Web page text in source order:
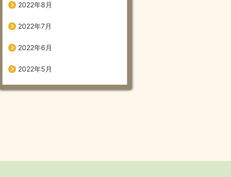
2022年8月
2022年7月
2022年6月
2022年5月